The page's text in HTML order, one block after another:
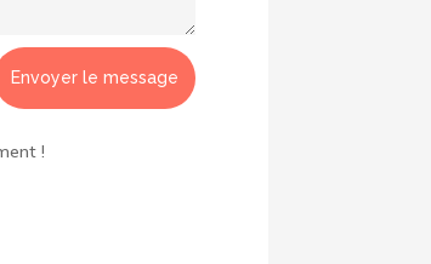
Envoyer le message
!